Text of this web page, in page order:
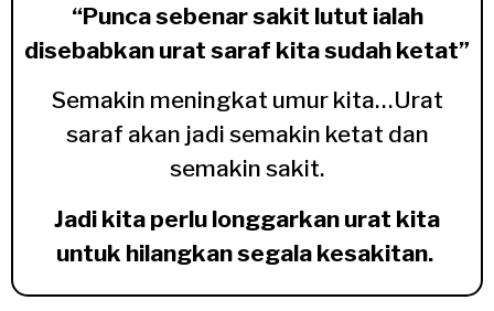
“Punca sebenar sakit lutut ialah
disebabkan urat saraf kita sudah ketat”
Semakin meningkat umur kita…Urat
saraf akan jadi semakin ketat dan
semakin sakit.
Jadi kita perlu longgarkan urat kita
untuk hilangkan segala kesakitan.